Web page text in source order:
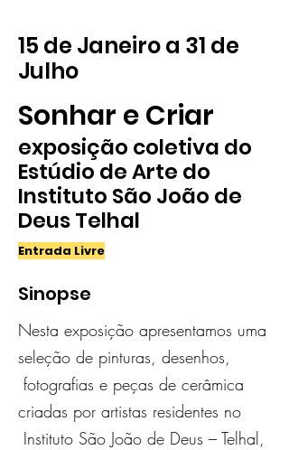
15 de Janeiro a 31 de
Julho
Sonhar e Criar
exposição coletiva do
Estúdio de Arte do
Instituto São João de
Deus Telhal
Entrada Livre
Sinopse
Nesta exposição apresentamos uma
seleção de pinturas, desenhos,
fotografias e peças de cerâmica
criadas por artistas residentes no
Instituto São João de Deus – Telhal,